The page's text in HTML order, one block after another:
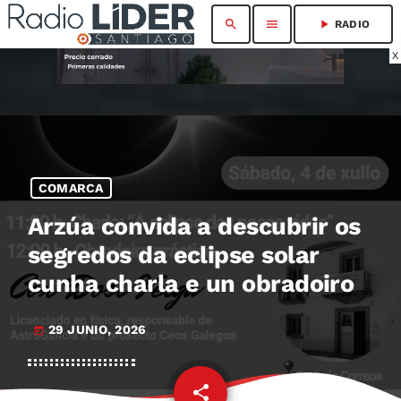
X
search menu play_arrow RADIO
COMARCA
Arzúa convida a descubrir os
segredos da eclipse solar
cunha charla e un obradoiro
today 29 JUNIO, 2026
share
email